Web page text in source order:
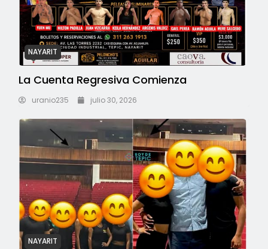
NAYARIT
La Cuenta Regresiva Comienza
uranio235 julio 30, 2026
NAYARIT